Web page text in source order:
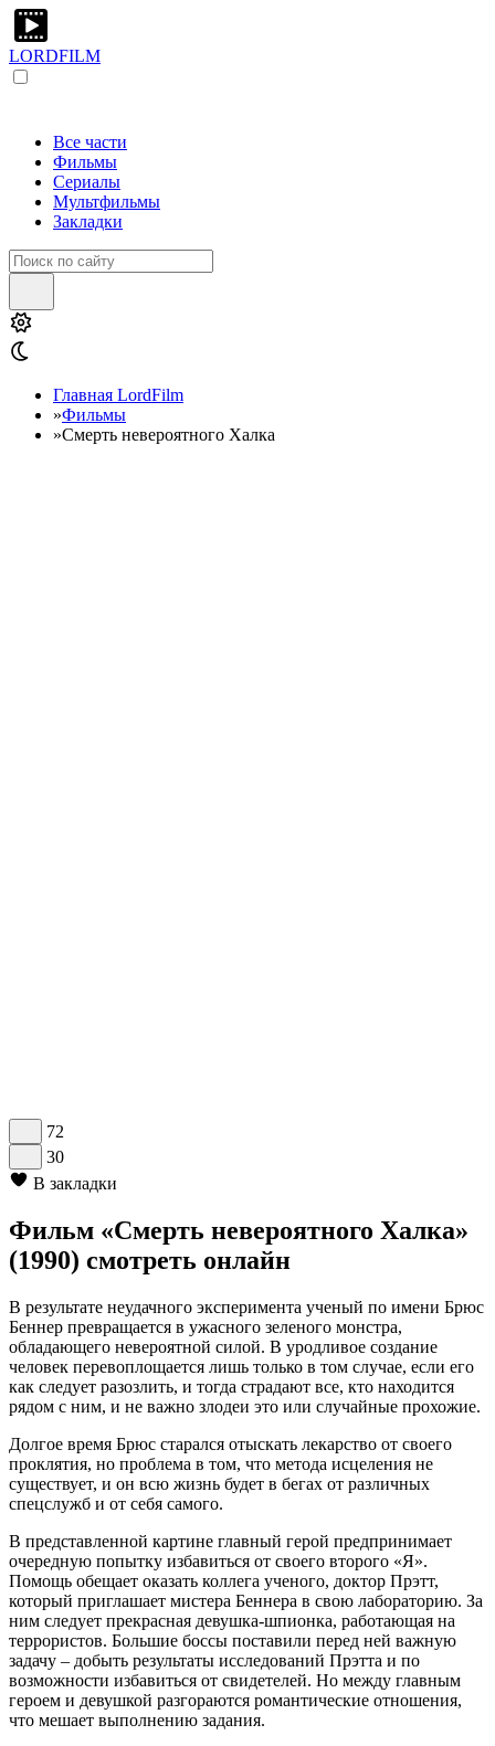
LORDFILM
Все части
Фильмы
Сериалы
Мультфильмы
Закладки
Главная LordFilm
»Фильмы
»Смерть невероятного Халка
72
30
В закладки
Фильм «Смерть невероятного Халка»
(1990) смотреть онлайн
В результате неудачного эксперимента ученый по имени Брюс
Беннер превращается в ужасного зеленого монстра,
обладающего невероятной силой. В уродливое создание
человек перевоплощается лишь только в том случае, если его
как следует разозлить, и тогда страдают все, кто находится
рядом с ним, и не важно злодеи это или случайные прохожие.
Долгое время Брюс старался отыскать лекарство от своего
проклятия, но проблема в том, что метода исцеления не
существует, и он всю жизнь будет в бегах от различных
спецслужб и от себя самого.
В представленной картине главный герой предпринимает
очередную попытку избавиться от своего второго «Я».
Помощь обещает оказать коллега ученого, доктор Прэтт,
который приглашает мистера Беннера в свою лабораторию. За
ним следует прекрасная девушка-шпионка, работающая на
террористов. Большие боссы поставили перед ней важную
задачу – добыть результаты исследований Прэтта и по
возможности избавиться от свидетелей. Но между главным
героем и девушкой разгораются романтические отношения,
что мешает выполнению задания.